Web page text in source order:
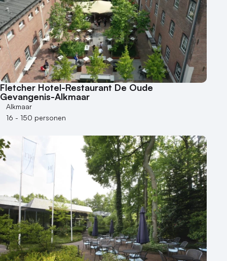
50 - 100 personen
100 - 250 personen
250 - 500 personen
500+ personen
Bijzondere locaties
Buitenlocatie
Duurzame locatie
Groene locatie
Hotel
Hybride events
Industriële locatie
Kasteel en landgoed
Kleine / intieme locatie
Locaties aan zee
Museum
Theater
Varende locatie
Fletcher Hotel-Restaurant De Oude
Gevangenis-Alkmaar
Alkmaar
16 - 150 personen